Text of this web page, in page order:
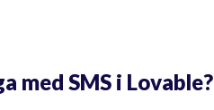
med SMS i Lovable?